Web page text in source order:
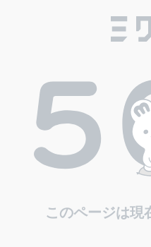
このページは現